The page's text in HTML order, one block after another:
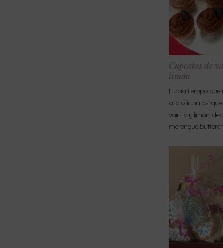
Cupcakes de
limón
Hacía tiempo que
a la oficina así
vainilla y limón,
merengue